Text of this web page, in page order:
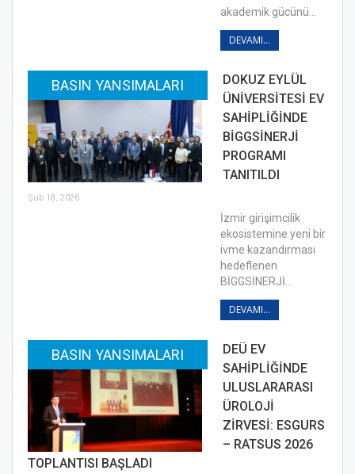
akademik gücünü…
DEVAMI...
BASIN YANSIMALARI
DOKUZ EYLÜL
ÜNİVERSİTESİ EV
SAHİPLİĞİNDE
BİGGSİNERJİ
PROGRAMI
TANITILDI
Şub 18, 2026
İzmir girişimcilik
ekosistemine yeni bir
ivme kazandırması
hedeflenen
BİGGSİNERJİ…
DEVAMI...
BASIN YANSIMALARI
DEÜ EV
SAHİPLİĞİNDE
ULUSLARARASI
ÜROLOJİ
ZİRVESİ: ESGURS
– RATSUS 2026
TOPLANTISI BAŞLADI